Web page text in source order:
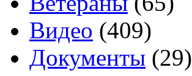
Видео (409)
Документы (29)